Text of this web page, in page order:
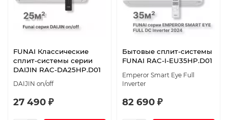
FUNAI Классические
сплит-системы серии
DAIJIN RAC-DA25HP.D01
DAIJIN on/off
27 490 ₽
Бытовые сплит-системы
FUNAI RAC-I-EU35HP.D01
Emperor Smart Eye Full
Inverter
82 690 ₽